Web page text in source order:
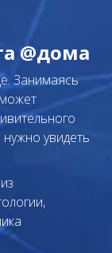
@дома
Занимаясь
увидеть